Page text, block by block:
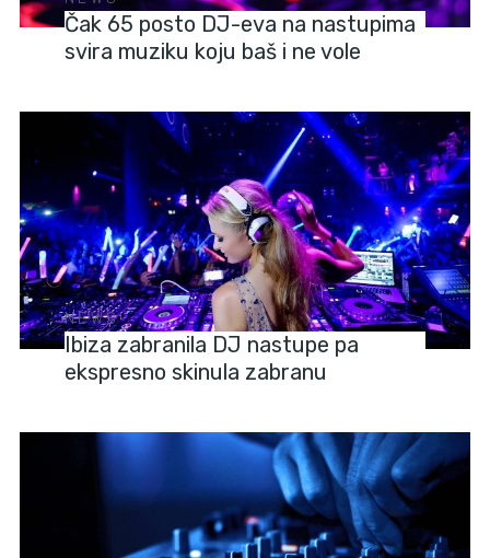
Čak 65 posto DJ-eva na nastupima
svira muziku koju baš i ne vole
NEWS
Ibiza zabranila DJ nastupe pa
ekspresno skinula zabranu